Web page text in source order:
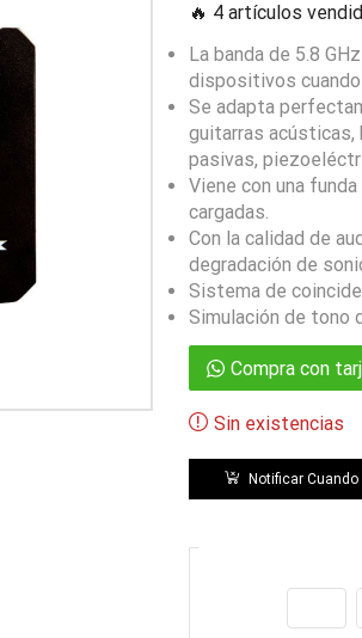
🔥 4 artículos
La banda de 5.8
dispositivos
Se adapta
guitarras acústicas,
pasivas,
Viene con una
cargadas.
Con la calidad de
degradación de
Sistema de
Simulación de tono
Compra con
Sin existencias
Notificar